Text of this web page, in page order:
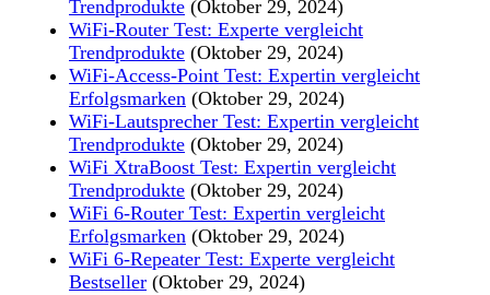
Trendprodukte (Oktober 29, 2024)
WiFi-Router Test: Experte vergleicht
Trendprodukte (Oktober 29, 2024)
WiFi-Access-Point Test: Expertin vergleicht
Erfolgsmarken (Oktober 29, 2024)
WiFi-Lautsprecher Test: Expertin vergleicht
Trendprodukte (Oktober 29, 2024)
WiFi XtraBoost Test: Expertin vergleicht
Trendprodukte (Oktober 29, 2024)
WiFi 6-Router Test: Expertin vergleicht
Erfolgsmarken (Oktober 29, 2024)
WiFi 6-Repeater Test: Experte vergleicht
Bestseller (Oktober 29, 2024)